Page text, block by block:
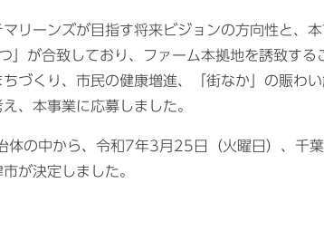
リーンズが目指す将来ビジョンの方向性と、
」が合致しており、ファーム本拠地を誘致する
づくり、 市民の健康増進、「街なか」の賑わ
、本事業に応募しました。
体の中から、令和7年3月25日（火曜日）、千
が決定しました。